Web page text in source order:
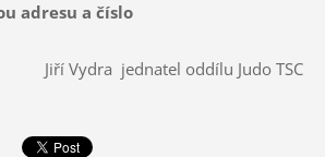
adresu a číslo
oddílu Judo TSC